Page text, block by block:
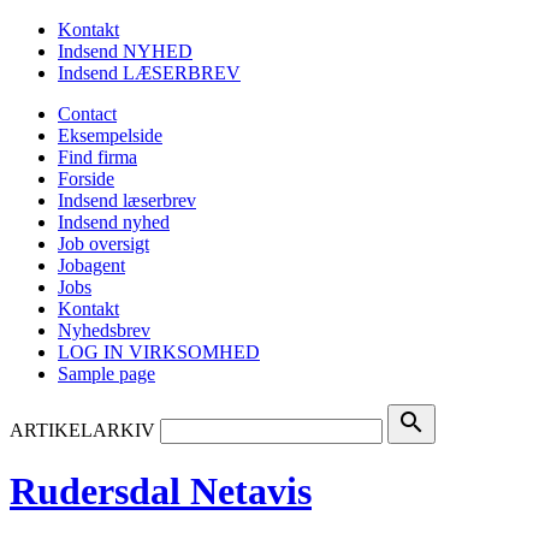
Kontakt
Indsend NYHED
Indsend LÆSERBREV
Contact
Eksempelside
Find firma
Forside
Indsend læserbrev
Indsend nyhed
Job oversigt
Jobagent
Jobs
Kontakt
Nyhedsbrev
LOG IN VIRKSOMHED
Sample page
ARTIKELARKIV search
Rudersdal Netavis